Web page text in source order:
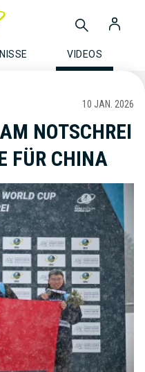
VIDEOS
10 JAN. 2026
NOTSCHREI
FÜR CHINA